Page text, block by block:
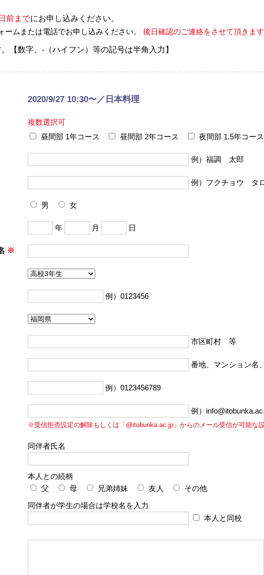
前までにお申し込みください。
ームまたは電話でお申し込みください。 後日確認のご連絡をさせて頂きま
【数字、-（ハイフン）等の記号は半角入力】
2020/9/27 10:30〜／日本料理
複数選択可
昼間部 1年コース
昼間部 2年コース 夜間部 1.5年コース
例）福調 太郎
例）フクチョウ タ
男 女
年 月 日
※
例）0123456
市区町村 等
番地、マンション
例）0123456789
例）
※受信拒否設定の解除もしくは「@itobunka.ac.jp」からのメール受信が可能な
同伴者氏名
本人との続柄
父
母 兄弟姉妹 友人
その他
同伴者が学生の場合は学校名を入力
本人と同校